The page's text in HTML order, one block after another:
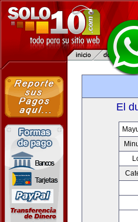
El